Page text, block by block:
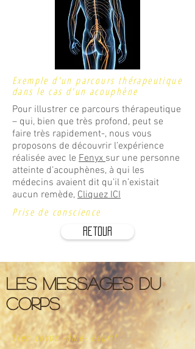
Exemple d'un parcours thérapeutique
dans le cas d'un acouphène
Pour illustrer ce parcours thérapeutique
– qui, bien que très profond, peut se
faire très rapidement-, nous vous
proposons de découvrir l’expérience
réalisée avec le Fenyxsur une personne
atteinte d’acouphènes, à qui les
médecins avaient dit qu’il n’existait
aucun remède, Cliquez ICI
Prise de conscience
retour
Les messages du
corps
Lien corps -âme- esprit